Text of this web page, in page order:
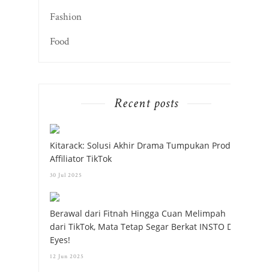
Fashion
Food
Recent posts
Kitarack: Solusi Akhir Drama Tumpukan Produk
Affiliator TikTok
30 Jul 2025
Berawal dari Fitnah Hingga Cuan Melimpah
dari TikTok, Mata Tetap Segar Berkat INSTO Dry
Eyes!
12 Jun 2025